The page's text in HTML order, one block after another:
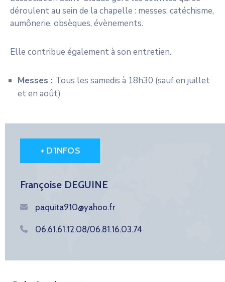
déroulent au sein de la chapelle : messes, catéchisme,
aumônerie, obsèques, évènements.
Elle contribue également à son entretien.
Messes : Tous les samedis à 18h30 (sauf en juillet
et en août)
+ D'INFOS
Françoise DEGUINE
paquita910@yahoo.fr
06.61.61.12.08/06.81.16.03.74